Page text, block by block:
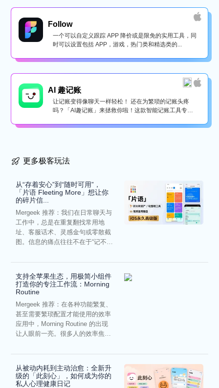
Follow
一个可以自定义跟踪 APP 降价或是限免的实用工具，同
时可以设置包括 APP，游戏，热门类和精选类的...
AI 趣记账
让记账变得像聊天一样轻松！ 还在为繁琐的记账头疼
吗？「AI趣记账」来拯救你啦！这款智能记账工具专为
更多极客玩法
从“存着安心”到“随时可用”，
「片语 Fleeting More」想让你
的碎片信...
Mergeek 推荐：我们在日常聊天与
工作中，总是在重复翻找常用地
址、客服话术、灵感金句或零散截
图。信息的痛点往往不在于“记不
支持全苹果生态，用极简小组件
打造你的专注工作流：Morning
Routine
Mergeek 推荐：在各种功能繁复、
甚至需要繁琐配置才能使用的效率
应用中，Morning Routine 的出现
让人眼前一亮。很多人的效率焦
从被动内耗到主动治愈：全新升
级的「此刻心」，如何成为你的
私人心理健康日记